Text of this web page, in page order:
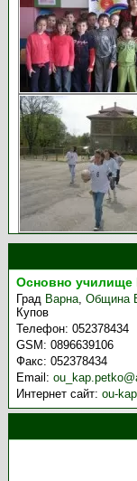
Основно училище
Град Варна,Община
Купов
Телефон:052378434
GSM:0896639106
Факс:052378434
Email:
Интернет сайт:ou-